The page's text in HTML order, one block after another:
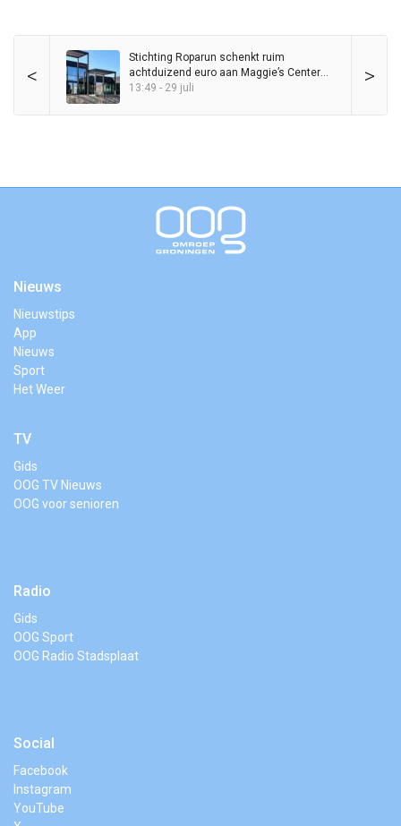
< >
Stichting Roparun schenkt ruim
achtduizend euro aan Maggie’s Center
Groningen
13:49 - 29 juli
Nieuws
Nieuwstips
App
Nieuws
Sport
Het Weer
TV
Gids
OOG TV Nieuws
OOG voor senioren
Radio
Gids
OOG Sport
OOG Radio Stadsplaat
Social
Facebook
Instagram
YouTube